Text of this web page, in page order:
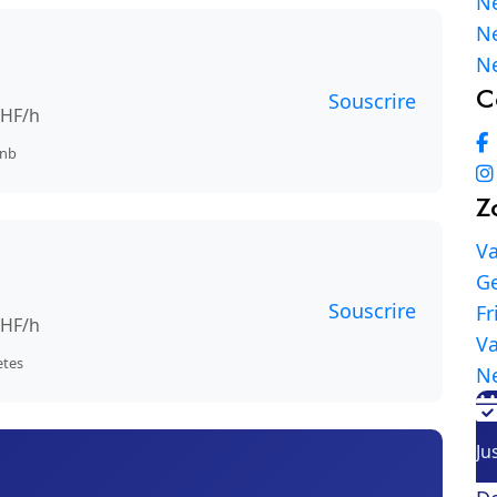
h
Souscrire
h
Souscrire